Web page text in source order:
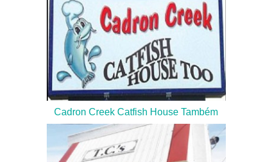
Cadron Creek Catfish House Também